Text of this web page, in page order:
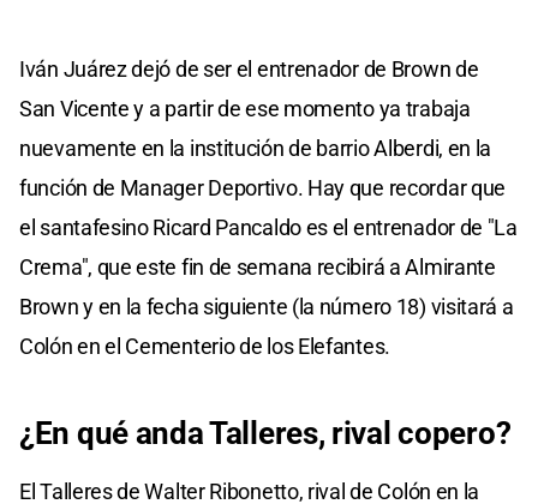
Iván Juárez dejó de ser el entrenador de Brown de
San Vicente y a partir de ese momento ya trabaja
nuevamente en la institución de barrio Alberdi, en la
función de Manager Deportivo. Hay que recordar que
el santafesino Ricard Pancaldo es el entrenador de "La
Crema", que este fin de semana recibirá a Almirante
Brown y en la fecha siguiente (la número 18) visitará a
Colón en el Cementerio de los Elefantes.
¿En qué anda Talleres, rival copero?
El Talleres de Walter Ribonetto, rival de Colón en la